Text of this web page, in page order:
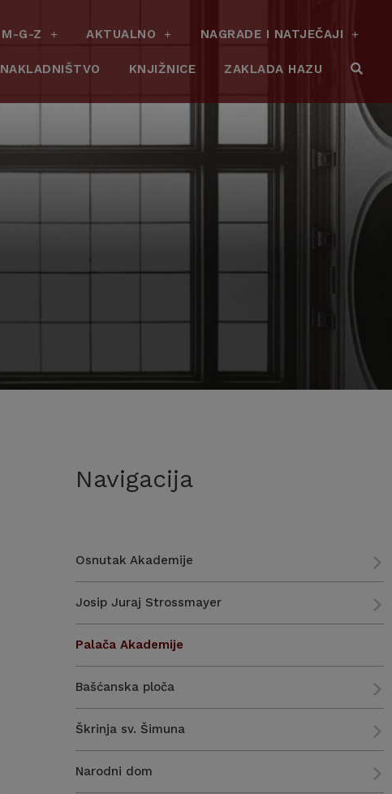
M-G-Z AKTUALNO NAGRADE I NATJEČAJI
NAKLADNIŠTVO KNJIŽNICE ZAKLADA HAZU
Navigacija
Osnutak Akademije
Josip Juraj Strossmayer
Palača Akademije
Bašćanska ploča
Škrinja sv. Šimuna
Narodni dom